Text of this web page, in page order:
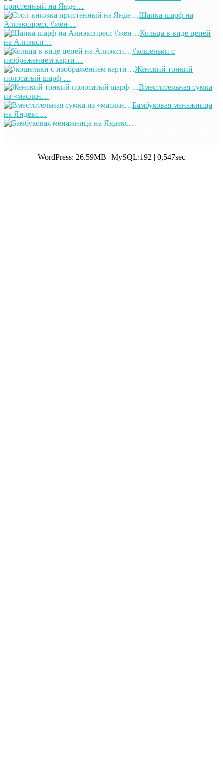
пристенный на Янде…
Шапка-шарф на
Алиэкспресс #жен…
Кольца в виде цепей
на Алиэксп…
#кошельки с
изображением карти…
Женский тонкий
полосатый шарф …
Вместительная сумка
из «маслян…
Бамбуковая менажница
на Яндекс…
WordPress: 26.59MB | MySQL:192 | 0,547sec